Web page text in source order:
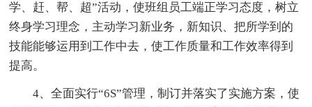
学、赶、帮、超”活动，使班组员工端正学习态度，树立
终身学习理念，主动学习新业务，新知识、把所学到的
技能能够运用到工作中去，使工作质量和工作效率得到
提高。
4、全面实行“6S”管理，制订并落实了实施方案，使